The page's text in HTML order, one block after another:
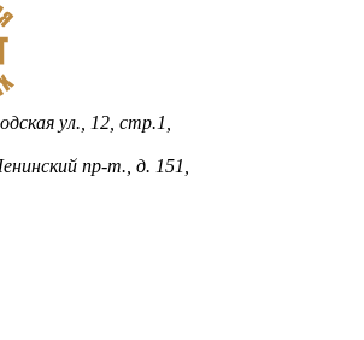
ул., 12, стр.1,
пр-т., д. 151,